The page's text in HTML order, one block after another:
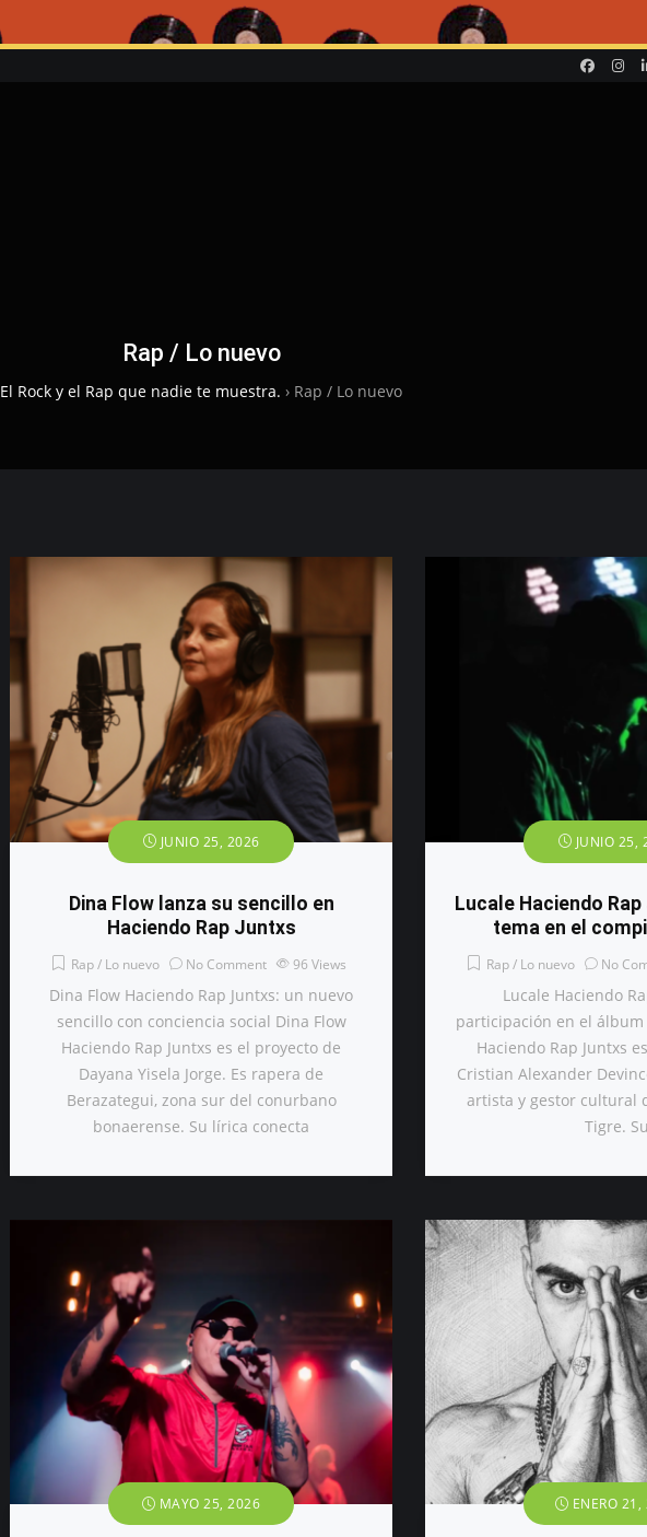
Rap / Lo nuevo
El Rock y el Rap que nadie te muestra. › Rap / Lo nuevo
JUNIO 25, 2026
Dina Flow lanza su sencillo en
Haciendo Rap Juntxs
Rap / Lo nuevo No Comment 96 Views
Dina Flow Haciendo Rap Juntxs: un nuevo
sencillo con conciencia social Dina Flow
Haciendo Rap Juntxs es el proyecto de
Dayana Yisela Jorge. Es rapera de
Berazategui, zona sur del conurbano
bonaerense. Su lírica conecta
JUNIO 25,
Lucale Haciendo
tema en el
Rap / Lo nuevo No
Lucale Haciendo
participación en el álbum
Haciendo Rap Juntxs
Cristian Alexander
artista y gestor cultural
Tigre. Su
MAYO 25, 2026 ENERO